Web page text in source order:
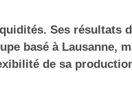
Ses résultats
basé à Lausanne,
de sa